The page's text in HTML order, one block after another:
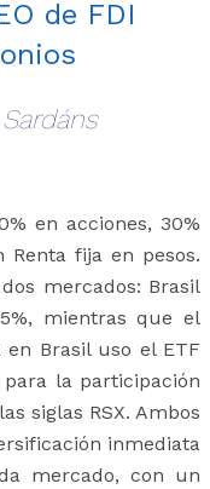
de FDI
en acciones, 30%
Renta fija en pesos.
mercados: Brasil
mientras que el
en Brasil uso el ETF
la participación
siglas RSX. Ambos
inmediata
mercado, con un